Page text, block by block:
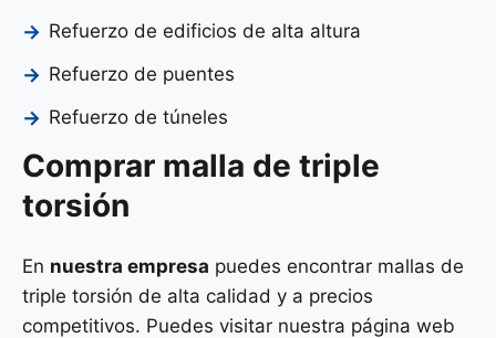
Refuerzo de edificios de alta altura
Refuerzo de puentes
Refuerzo de túneles
Comprar malla de triple
torsión
En nuestra empresa puedes encontrar mallas de
triple torsión de alta calidad y a precios
competitivos. Puedes visitar nuestra página web